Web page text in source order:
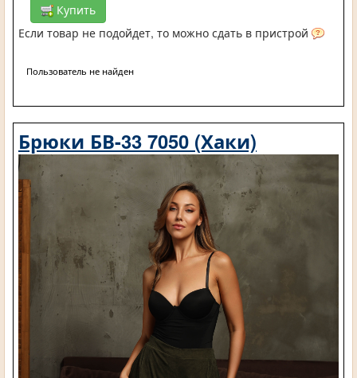
Купить
Если товар не подойдет, то можно сдать в пристрой
Пользователь не найден
Брюки БВ-33 7050 (Хаки)